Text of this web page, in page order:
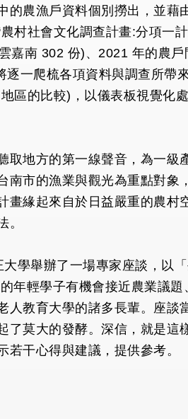
的農漁戶資料個別撈出，並藉
村社會文化調查計畫:分項一
嘉南 302 份)、2021 年的農戶
一爬梳各項資料與調查所帶
區的比較)，以儀表板視覺化
取地方的第一線聲音，為一級
南市的漁業與觀光為重點對象
畫緣起來自於日益嚴重的農村
。
學舉辦了一場專家座談，以
年輕學子有機會接近農業議題
人教育大學的諸多長輩。座談
了莫大的發酵。深信，就是這
干心得與建議，提供參考。